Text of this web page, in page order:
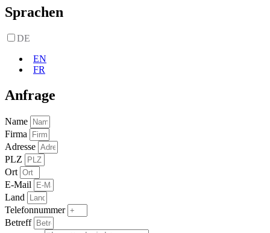
Sprachen
DE
EN
FR
Anfrage
Name
Firma
Adresse
PLZ
Ort
E-Mail
Land
Telefonnummer
Betreff